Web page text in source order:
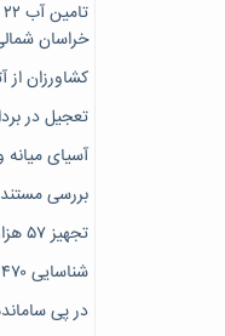
خراسان
کشاورزان
تعجیل در
آسیای
بررسی
تجهیز ۵۷ هزار هکتار از اراضی لرستان به سیستم آبیاری نوین
شناسایی ۴۷٠ گونه گیاهان دارویی در آذربایجان غربی
در پی